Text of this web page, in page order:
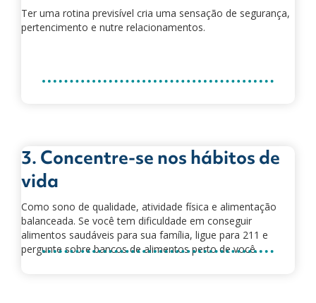
Ter uma rotina previsível cria uma sensação de segurança,
pertencimento e nutre relacionamentos.
3. Concentre-se nos hábitos de
vida
Como sono de qualidade, atividade física e alimentação
balanceada. Se você tem dificuldade em conseguir
alimentos saudáveis para sua família, ligue para 211 e
pergunte sobre bancos de alimentos perto de você.